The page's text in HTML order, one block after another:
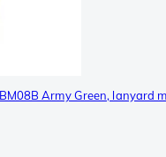
Army Green, lanyard